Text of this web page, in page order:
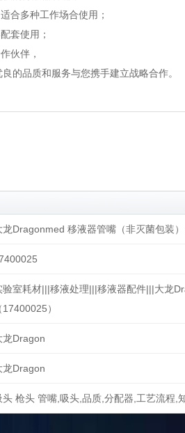
合多种工作场合使用；
套使用；
伙伴，
的品质和服务与您携手建立战略合作。
龙Dragonmed 移液器管嘴（非灭菌包装
验室耗材|||移液处理|||移液器配件|||大龙
17400025）
龙Dragon
龙Dragon
头 枪头 管嘴,吸头,品质,分配器,工艺流程,